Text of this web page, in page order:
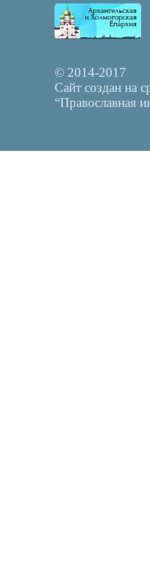
© 2014-2017
Сайт создан на
“Православная